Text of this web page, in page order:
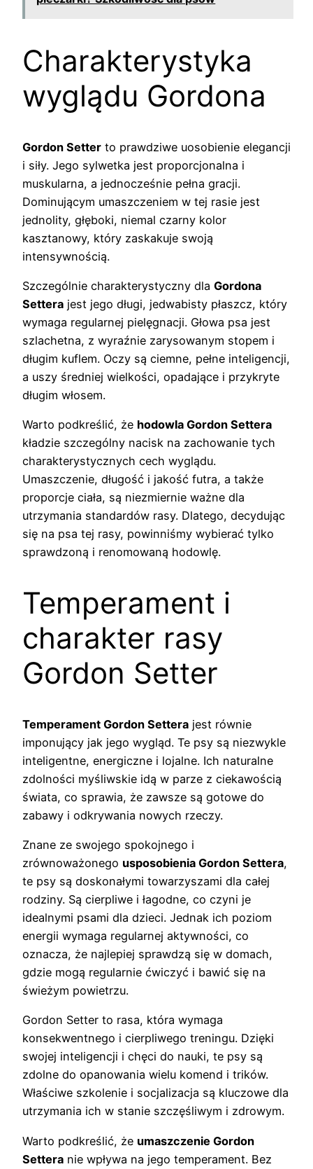
Charakterystyka
wyglądu Gordona
Gordon Setter to prawdziwe uosobienie elegancji
i siły. Jego sylwetka jest proporcjonalna i
muskularna, a jednocześnie pełna gracji.
Dominującym umaszczeniem w tej rasie jest
jednolity, głęboki, niemal czarny kolor
kasztanowy, który zaskakuje swoją
intensywnością.
Szczególnie charakterystyczny dla Gordona
Settera jest jego długi, jedwabisty płaszcz, który
wymaga regularnej pielęgnacji. Głowa psa jest
szlachetna, z wyraźnie zarysowanym stopem i
długim kuflem. Oczy są ciemne, pełne inteligencji,
a uszy średniej wielkości, opadające i przykryte
długim włosem.
Warto podkreślić, że hodowla Gordon Settera
kładzie szczególny nacisk na zachowanie tych
charakterystycznych cech wyglądu.
Umaszczenie, długość i jakość futra, a także
proporcje ciała, są niezmiernie ważne dla
utrzymania standardów rasy. Dlatego, decydując
się na psa tej rasy, powinniśmy wybierać tylko
sprawdzoną i renomowaną hodowlę.
Temperament i
charakter rasy
Gordon Setter
Temperament Gordon Settera jest równie
imponujący jak jego wygląd. Te psy są niezwykle
inteligentne, energiczne i lojalne. Ich naturalne
zdolności myśliwskie idą w parze z ciekawością
świata, co sprawia, że zawsze są gotowe do
zabawy i odkrywania nowych rzeczy.
Znane ze swojego spokojnego i
zrównoważonego usposobienia Gordon Settera,
te psy są doskonałymi towarzyszami dla całej
rodziny. Są cierpliwe i łagodne, co czyni je
idealnymi psami dla dzieci. Jednak ich poziom
energii wymaga regularnej aktywności, co
oznacza, że najlepiej sprawdzą się w domach,
gdzie mogą regularnie ćwiczyć i bawić się na
świeżym powietrzu.
Gordon Setter to rasa, która wymaga
konsekwentnego i cierpliwego treningu. Dzięki
swojej inteligencji i chęci do nauki, te psy są
zdolne do opanowania wielu komend i trików.
Właściwe szkolenie i socjalizacja są kluczowe dla
utrzymania ich w stanie szczęśliwym i zdrowym.
Warto podkreślić, że umaszczenie Gordon
Settera nie wpływa na jego temperament. Bez